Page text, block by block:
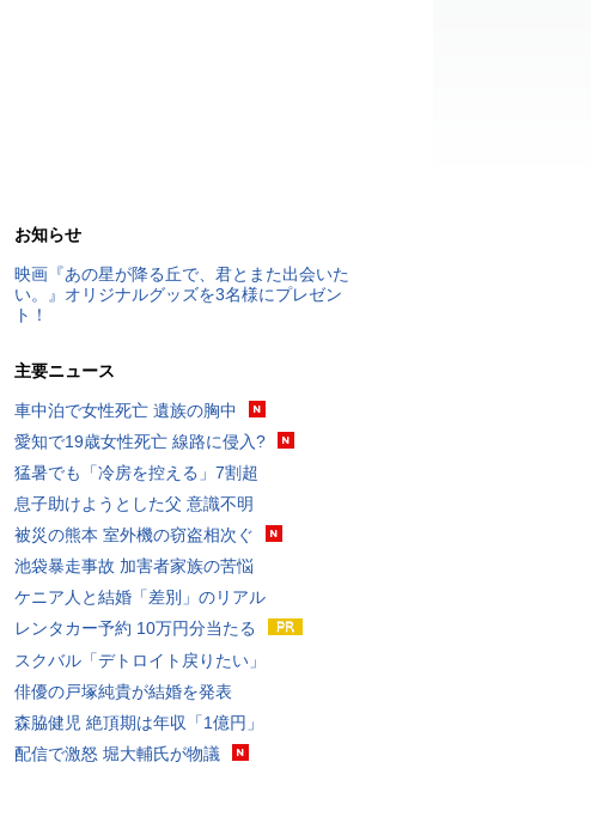
お知らせ
映画『あの星が降る丘で、君とまた出会いた
い。』オリジナルグッズを3名様にプレゼン
ト！
主要ニュース
車中泊で女性死亡 遺族の胸中
愛知で19歳女性死亡 線路に侵入?
猛暑でも「冷房を控える」7割超
息子助けようとした父 意識不明
被災の熊本 室外機の窃盗相次ぐ
池袋暴走事故 加害者家族の苦悩
ケニア人と結婚「差別」のリアル
レンタカー予約 10万円分当たる
スクバル「デトロイト戻りたい」
俳優の戸塚純貴が結婚を発表
森脇健児 絶頂期は年収「1億円」
配信で激怒 堀大輔氏が物議